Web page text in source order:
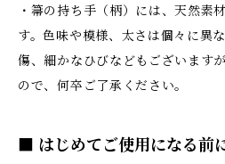
・箒の持ち手（柄）には、天然素
す。色味や模様、太さは個々に異
傷、細かなひびなどもございます
ので、何卒ご了承ください。
■ はじめてご使用になる前